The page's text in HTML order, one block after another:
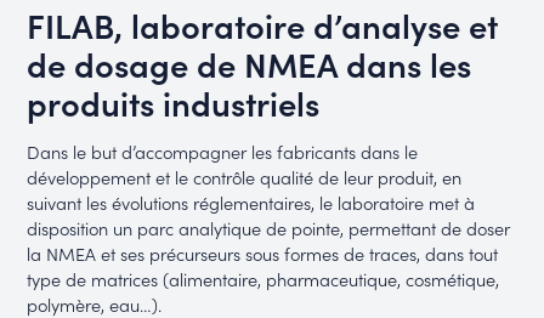
FILAB, laboratoire d’analyse et
de dosage de NMEA dans les
produits industriels
Dans le but d’accompagner les fabricants dans le
développement et le contrôle qualité de leur produit, en
suivant les évolutions réglementaires, le laboratoire met à
disposition un parc analytique de pointe, permettant de doser
la NMEA et ses précurseurs sous formes de traces, dans tout
type de matrices (alimentaire, pharmaceutique, cosmétique,
polymère, eau…).